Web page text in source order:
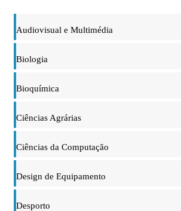
Audiovisual e Multimédia
Biologia
Bioquímica
Ciências Agrárias
Ciências da Computação
Design de Equipamento
Desporto